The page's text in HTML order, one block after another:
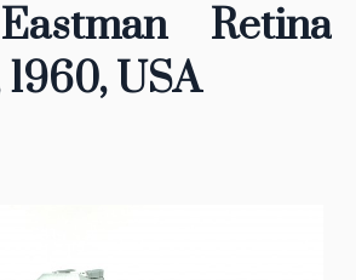
Retina
, USA